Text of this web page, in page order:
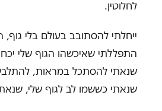
לחלוטין.
ייחלתי להסתובב בעולם בלי
התפללתי שאיכשהו הגוף שלי
שנאתי להסתכל במראות,
שנאתי כששמו לב לגוף שלי,